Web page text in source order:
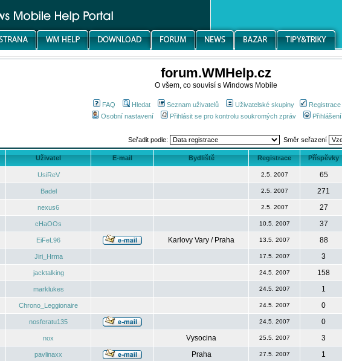
forum.WMHelp.cz
O všem, co souvisí s Windows Mobile
FAQ Hledat Seznam uživatelů Uživatelské skupiny
Registrace
Osobní nastavení
Přihlásit se pro kontrolu soukromých zpráv Přihlášení
Seřadit podle: Směr seřazení
Uživatel E-mail Bydliště Registrace Příspěvky
UsiReV 2.5. 2007
65
Badel 2.5. 2007
271
nexus6 2.5. 2007
27
cHaOOs 10.5. 2007
37
EiFeL96 Karlovy Vary / Praha 13.5. 2007
88
Jiri_Hrma 17.5. 2007
3
jacktalking 24.5. 2007
158
marklukes 24.5. 2007
1
Chrono_Leggionaire 24.5. 2007
0
nosferatu135 24.5. 2007
0
nox Vysocina 25.5. 2007
3
pavlinaxx Praha 27.5. 2007
1